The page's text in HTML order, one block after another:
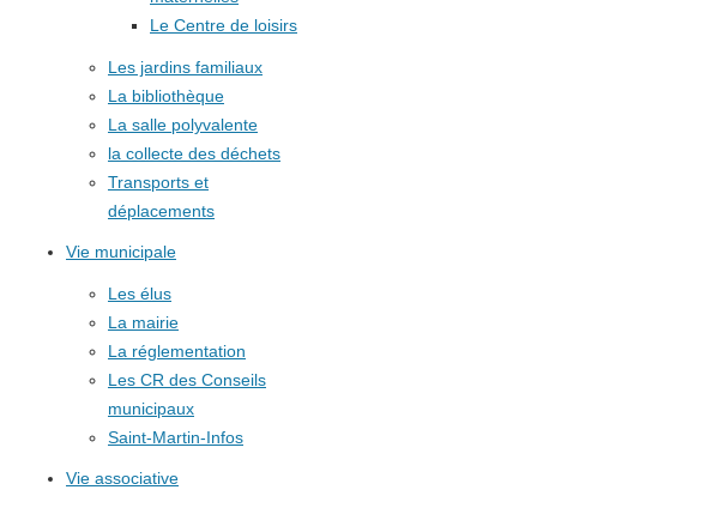
Le Centre de loisirs
Les jardins familiaux
La bibliothèque
La salle polyvalente
la collecte des déchets
Transports et
déplacements
Vie municipale
Les élus
La mairie
La réglementation
Les CR des Conseils
municipaux
Saint-Martin-Infos
Vie associative